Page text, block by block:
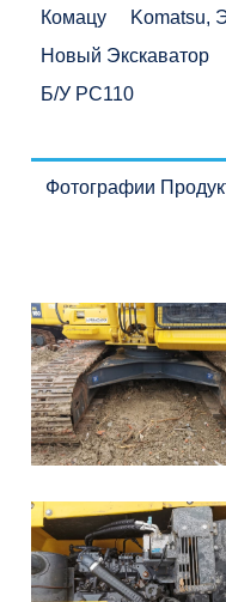
Комацу
Komatsu,
Новый Экскаватор
Б/у PC110
Фотографии